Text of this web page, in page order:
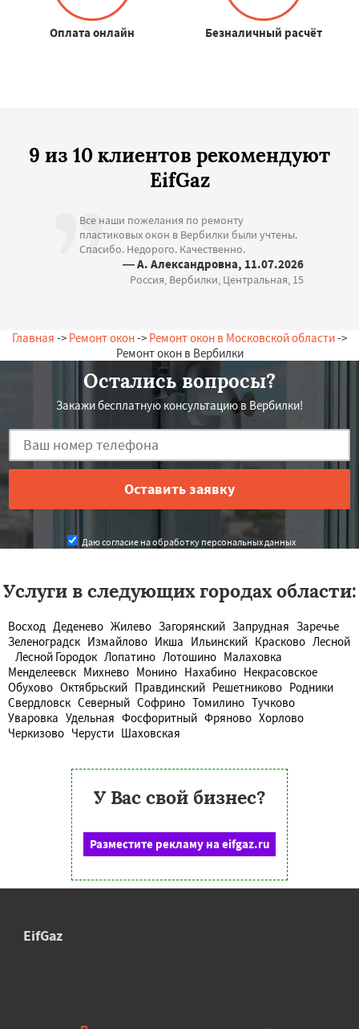
Оплата онлайн Безналичный расчёт
9 из 10 клиентов рекомендуют
EifGaz
Все наши пожелания по ремонту
пластиковых окон в Вербилки были учтены.
Спасибо. Недорого. Качественно.
— А. Александровна, 11.07.2026
Россия, Вербилки, Центральная, 15
Главная -> Ремонт окон-> Ремонт окон в Московской области->
Ремонт окон в Вербилки
Остались вопросы?
Закажи бесплатную консультацию в Вербилки!
Даю согласие на обработку персональных данных
Услуги в следующих городах области:
Восход Деденево Жилево Загорянский Запрудная Заречье
Зеленоградск Измайлово Икша Ильинский Красково Лесной
Лесной Городок Лопатино Лотошино Малаховка
Менделеевск Михнево Монино Нахабино Некрасовское
Обухово Октябрьский Правдинский Решетниково Родники
Свердловск Северный Софрино Томилино Тучково
Уваровка Удельная Фосфоритный Фряново Хорлово
Черкизово Черусти Шаховская
У Вас свой бизнес?
Разместите рекламу на eifgaz.ru
EifGaz